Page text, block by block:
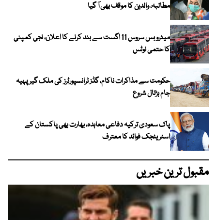
مطالبہ، والدین کا موقف بھی آ گیا
میٹرو بس سروس 11 اگست سے بند کرنے کا اعلان، نجی کمپنی
کا حتمی نوٹس
حکومت سے مذاکرات ناکام، گڈز ٹرانسپورٹرز کی ملک گیر پہیہ
جام ہڑتال شروع
پاک سعودی ترکیہ دفاعی معاہدہ، بھارت بھی پاکستان کے
اسٹریٹجک فوائد کا معترف
مقبول ترین خبریں